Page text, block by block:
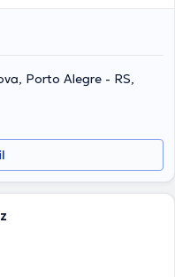
Porto Alegre - RS,